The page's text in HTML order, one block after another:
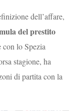
dell’affare,
del prestito
lo Spezia
stagione, ha
di partita con la